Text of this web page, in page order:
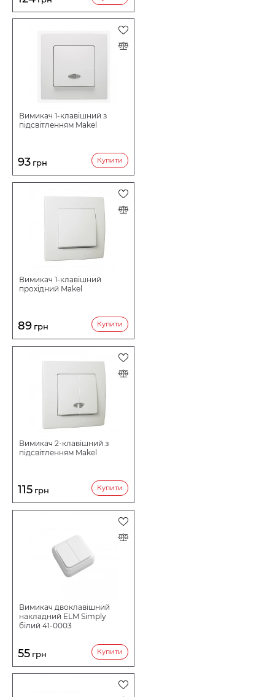
Вимикач 1-клавішний з
підсвітленням Makel
93 грн Купити
Вимикач 1-клавішний
прохідний Makel
89 грн Купити
Вимикач 2-клавішний з
підсвітленням Makel
115 грн Купити
Вимикач двоклавішний
накладний ELM Simply
білий 41-0003
55 грн Купити